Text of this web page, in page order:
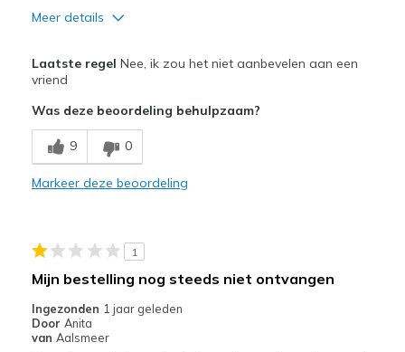
Meer details
Attractive Design
Beste toepassingen
Casual Wear
Width
Feels too narrow
Laatste regel Nee, ik zou het niet aanbevelen aan een
vriend
Was deze beoordeling behulpzaam?
9 0
Markeer deze beoordeling
1
Mijn bestelling nog steeds niet ontvangen
Ingezonden 1 jaar geleden
Door Anita
van Aalsmeer